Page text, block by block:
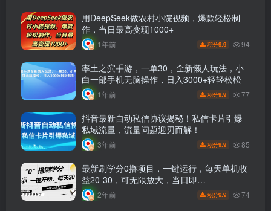
用DeepSeek做农村小院视频，爆款轻松制
作，当日最高变现1000+
1年前 积分9.9 94
率土之滨手游，一单30，全新懒人玩法，小
白一部手机无脑操作，日入3000+轻轻松松
1年前 积分9.9 77
抖音最新自动私信协议揭秘！私信卡片引爆
私域流量，流量问题迎刃而解！
3年前 积分9.9 85
最新刷学分0撸项目，一键运行，每天单机收
益20-30，可无限放大，当日即…
2年前 积分9.9 74